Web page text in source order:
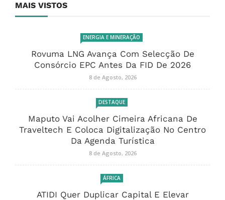
MAIS VISTOS
ENERGIA E MINERAÇÃO
Rovuma LNG Avança Com Selecção De
Consórcio EPC Antes Da FID De 2026
8 de Agosto, 2026
DESTAQUE
Maputo Vai Acolher Cimeira Africana De
Traveltech E Coloca Digitalização No Centro
Da Agenda Turística
8 de Agosto, 2026
ÁFRICA
ATIDI Quer Duplicar Capital E Elevar